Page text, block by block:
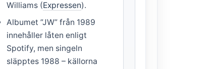
Williams (Expressen).
Albumet ”JW” från 1989
innehåller låten enligt
Spotify, men singeln
släpptes 1988 – källorna